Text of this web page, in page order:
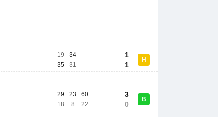
19
35
34
31
1
1
Н
29
18
23
8
60
22
3
0
В